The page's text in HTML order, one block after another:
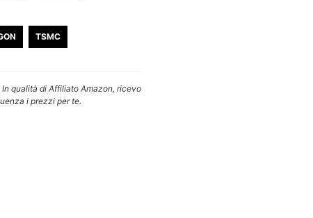
TSMC
qualità di Affiliato Amazon, ricevo
i prezzi per te.